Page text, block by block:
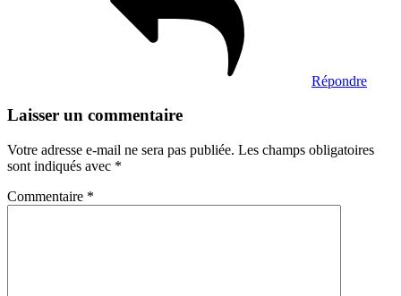
Répondre
Laisser un commentaire
Votre adresse e-mail ne sera pas publiée. Les champs obligatoires
sont indiqués avec *
Commentaire *